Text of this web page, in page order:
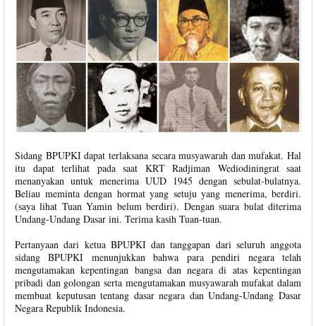
Sidang BPUPKI dapat terlaksana secara musyawarah dan mufakat. Hal
itu dapat terlihat pada saat KRT Radjiman Wediodiningrat saat
menanyakan untuk menerima UUD 1945 dengan sebulat-bulatnya.
Beliau meminta dengan hormat yang setuju yang menerima, berdiri.
(saya lihat Tuan Yamin belum berdiri). Dengan suara bulat diterima
Undang-Undang Dasar ini. Terima kasih Tuan-tuan.
Pertanyaan dari ketua BPUPKI dan tanggapan dari seluruh anggota
sidang BPUPKI menunjukkan bahwa para pendiri negara telah
mengutamakan kepentingan bangsa dan negara di atas kepentingan
pribadi dan golongan serta mengutamakan musyawarah mufakat dalam
membuat keputusan tentang dasar negara dan Undang-Undang Dasar
Negara Republik Indonesia.